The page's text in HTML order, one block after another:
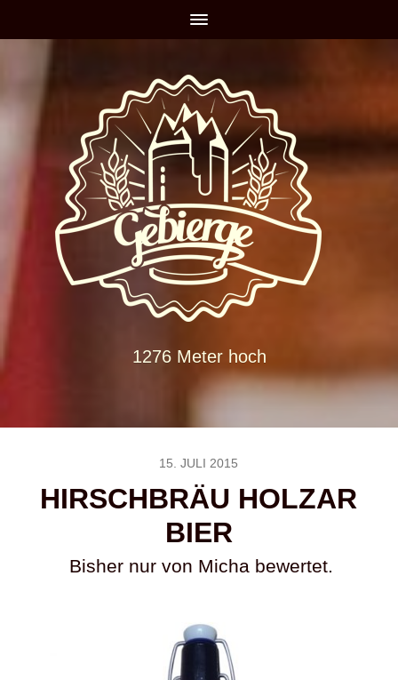
1276 Meter hoch
15. JULI 2015
HIRSCHBRÄU HOLZAR
BIER
Bisher nur von Micha bewertet.